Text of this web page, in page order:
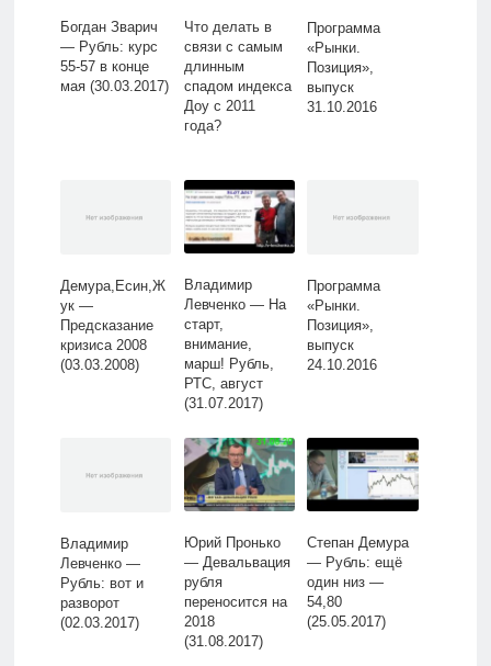
Богдан Зварич
— Рубль: курс
55-57 в конце
мая (30.03.2017)
Что делать в
связи с самым
длинным
спадом индекса
Доу с 2011
года?
Программа
«Рынки.
Позиция»,
выпуск
31.10.2016
Демура,Есин,Ж
ук —
Предсказание
кризиса 2008
(03.03.2008)
Владимир
Левченко — На
старт,
внимание,
марш! Рубль,
РТС, август
(31.07.2017)
Программа
«Рынки.
Позиция»,
выпуск
24.10.2016
Владимир
Левченко —
Рубль: вот и
разворот
(02.03.2017)
Юрий Пронько
— Девальвация
рубля
переносится на
2018
(31.08.2017)
Степан Демура
— Рубль: ещё
один низ —
54,80
(25.05.2017)